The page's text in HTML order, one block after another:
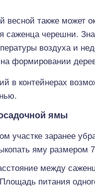
весной также может
саженца черешни.
воздуха и
на формировании
в контейнерах
ямы
участке заранее
яму размером
между
питания